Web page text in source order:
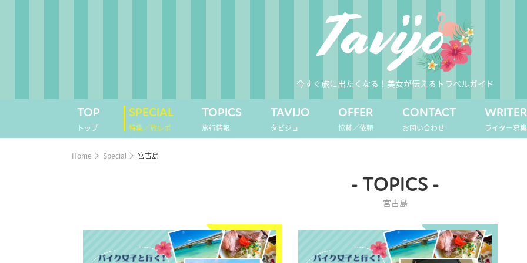
今すぐ旅に出たくなる！美女が伝えるトラベルガイド
TOP
トップ
SPECIAL
特集／旅レポ
TOPICS
旅行情報
TAVIJO
タビジョ
OFFER
協賛／依頼
CONTACT
お問い合わせ
WRITER
ライター募集
Home Special 宮古島
- TOPICS -
宮古島